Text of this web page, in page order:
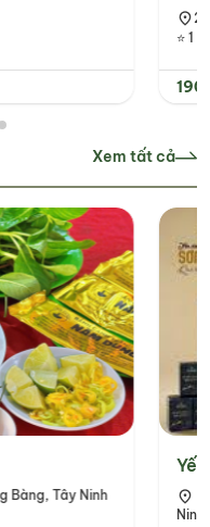
2
Xem tất cả
Bàng, Tây Ninh
Ninh